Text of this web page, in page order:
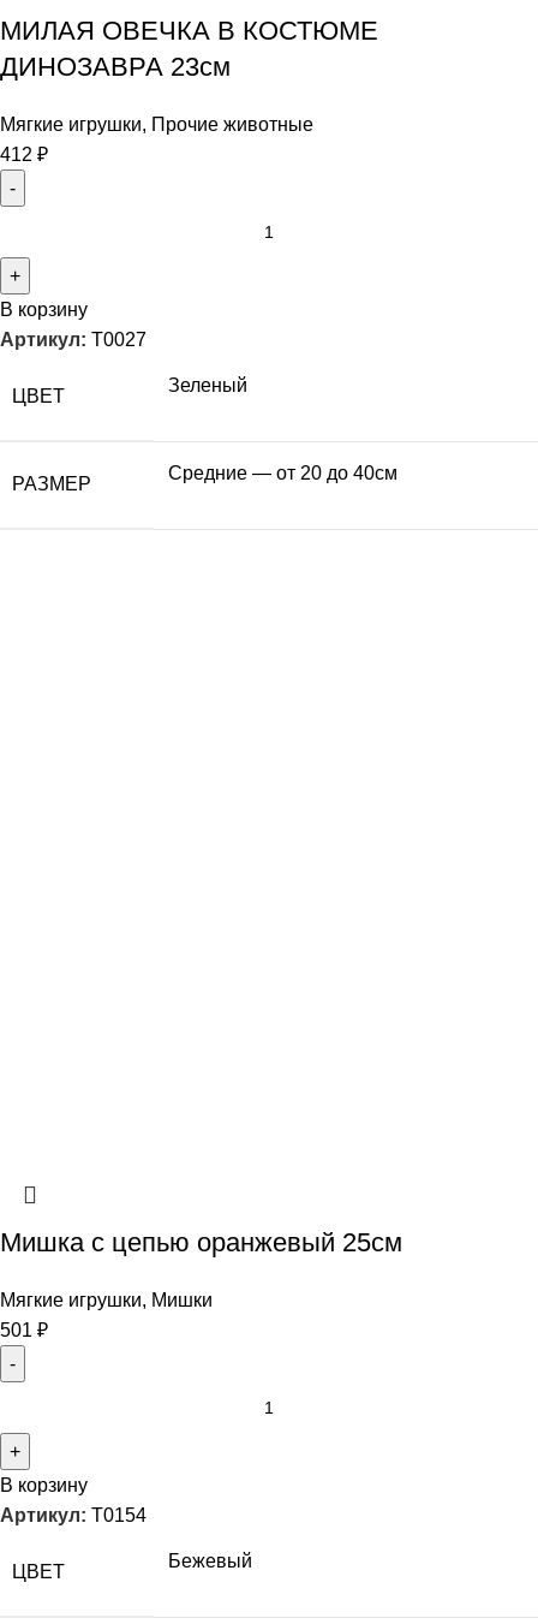
МИЛАЯ ОВЕЧКА В КОСТЮМЕ
ДИНОЗАВРА 23см
Мягкие игрушки, Прочие животные
412 ₽
В корзину
Артикул: T0027
ЦВЕТ
Зеленый
РАЗМЕР
Средние — от 20 до 40см
Мишка с цепью оранжевый 25см
Мягкие игрушки, Мишки
501 ₽
В корзину
Артикул: T0154
ЦВЕТ
Бежевый